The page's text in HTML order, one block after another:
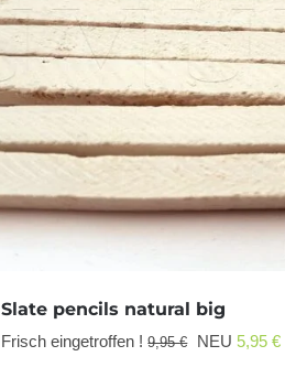
Slate pencils natural big
Frisch eingetroffen ! 9,95€ NEU 5,95€